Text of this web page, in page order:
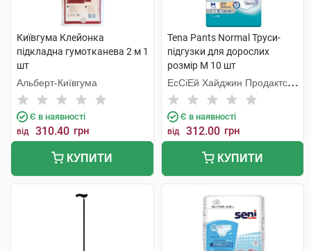
Київгума Клейонка
підкладна гумотканева 2 м 1
шт
Альберт-Київгума
Є в наявності
від 310.40 грн
КУПИТИ
Tena Pants Normal Труси-
підгузки для дорослих
розмір M 10 шт
ЕсСіЕй Хайджин Продактс
Хугезанд
Є в наявності
від 312.00 грн
КУПИТИ